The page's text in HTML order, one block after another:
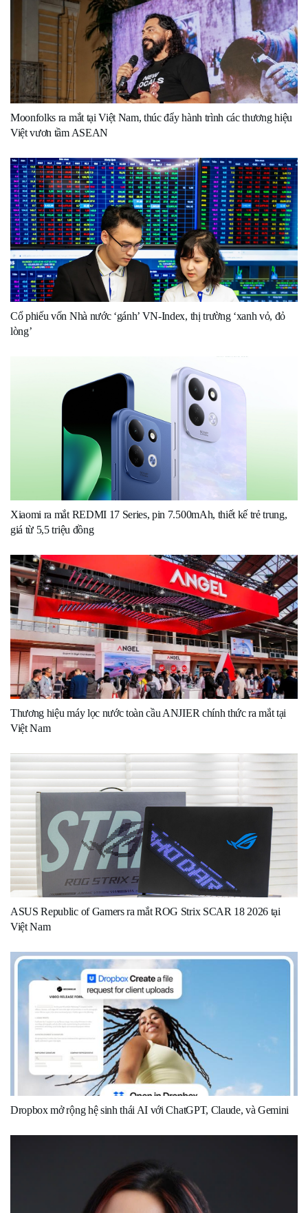
Moonfolks ra mắt tại Việt Nam, thúc đẩy hành trình các thương hiệu
Việt vươn tầm ASEAN
Cổ phiếu vốn Nhà nước ‘gánh’ VN-Index, thị trường ‘xanh vỏ, đỏ
lòng’
Xiaomi ra mắt REDMI 17 Series, pin 7.500mAh, thiết kế trẻ trung,
giá từ 5,5 triệu đồng
Thương hiệu máy lọc nước toàn cầu ANJIER chính thức ra mắt tại
Việt Nam
ASUS Republic of Gamers ra mắt ROG Strix SCAR 18 2026 tại
Việt Nam
Dropbox mở rộng hệ sinh thái AI với ChatGPT, Claude, và Gemini